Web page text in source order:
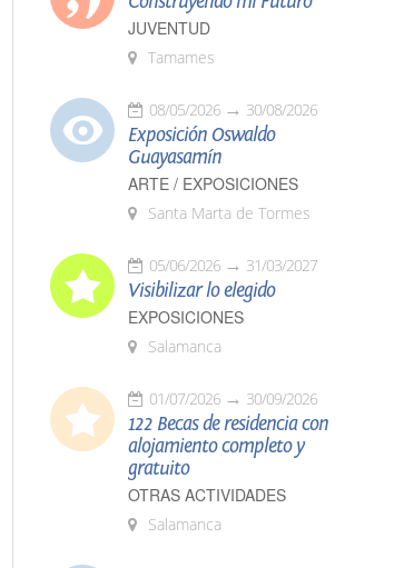
JUVENTUD
Tamames
08/05/2026 30/08/2026
Exposición Oswaldo
Guayasamín
ARTE / EXPOSICIONES
Santa Marta de Tormes
05/06/2026 31/03/2027
Visibilizar lo elegido
EXPOSICIONES
Salamanca
01/07/2026 30/09/2026
122 Becas de residencia con
alojamiento completo y
gratuito
OTRAS ACTIVIDADES
Salamanca